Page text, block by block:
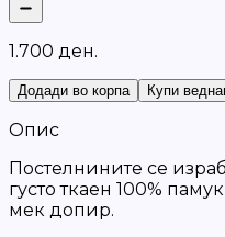
1.700 ден.
Додади во корпа Купи
Опис
Постелнините се
густо ткаен 100%
мек допир.